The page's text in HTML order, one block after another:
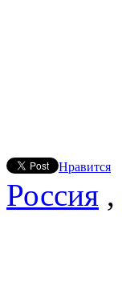
Нравится
Россия ,